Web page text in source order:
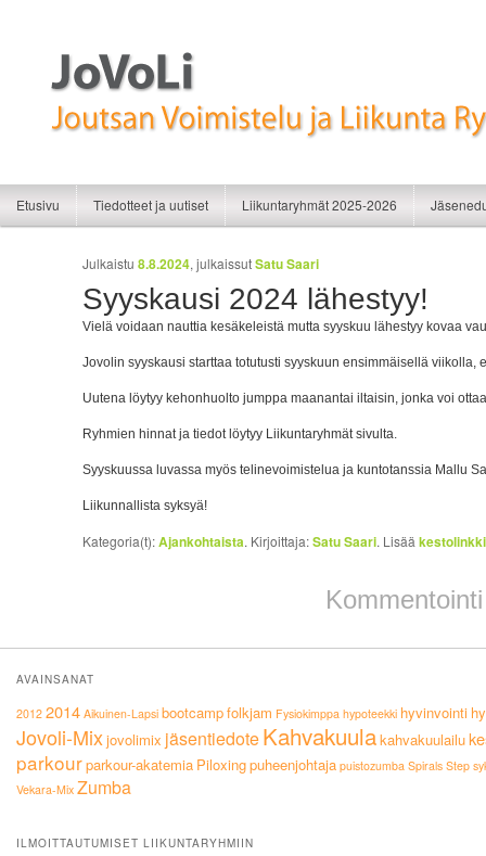
JoVoLi | Joutsan Voimistelu ja
Siirry sisältöön
Siirry toissijaiseen sisältöön
Etusivu Tiedotteet ja uutiset Liikuntaryhmät 2025-2026
Artikkelien selaus
Syyskausi 2024 lähestyy!
Julkaistu 8.8.2024, julkaissutSatu Saari
Vielä voidaan nauttia kesäkeleistä mutta syyskuu lähestyy kovaa
Jovolin syyskausi starttaa totutusti syyskuun ensimmäisellä viikolla,
Uutena löytyy kehonhuolto jumppa maanantai iltaisin, jonka voi
Ryhmien hinnat ja tiedot löytyy Liikuntaryhmät sivulta.
Syyskuussa luvassa myös telinevoimistelua ja kuntotanssia Mallu
Liikunnallista syksyä!
Kategoria(t):Ajankohtaista. Kirjoittaja:Satu Saari. Lisää kestolinkki
AVAINSANAT
2012 2014 Aikuinen-Lapsi bootcampfolkjam Fysiokimppa hypoteekki hyvinvointi
Jovoli-Mixjovolimix jäsentiedoteKahvakuulakahvakuulailu
parkourparkour-akatemia Piloxingpuheenjohtaja puistozumba Spirals Step
Vekara-Mix Zumba
ILMOITTAUTUMISET LIIKUNTARYHMIIN